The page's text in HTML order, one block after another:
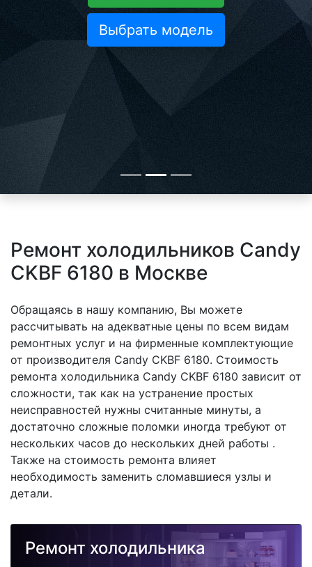
Выбрать модель
Ремонт холодильников Candy
CKBF 6180 в Москве
Обращаясь в нашу компанию, Вы можете
рассчитывать на адекватные цены по всем видам
ремонтных услуг и на фирменные комплектующие
от производителя Candy CKBF 6180. Стоимость
ремонта холодильника Candy CKBF 6180 зависит от
сложности, так как на устранение простых
неисправностей нужны считанные минуты, а
достаточно сложные поломки иногда требуют от
нескольких часов до нескольких дней работы .
Также на стоимость ремонта влияет
необходимость заменить сломавшиеся узлы и
детали.
Ремонт холодильника